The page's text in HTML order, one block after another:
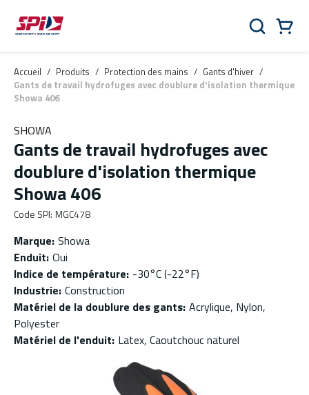
Aller au contenu principal
Skip to menu
Skip to footer
Rechercher
Accueil / Produits / Protection des mains / Gants d'hiver /
Gants de travail hydrofuges avec doublure d'isolation thermique
Showa 406
SHOWA
Gants de travail hydrofuges avec
doublure d'isolation thermique
Showa 406
Code SPI: MGC478
Marque: Showa
Enduit: Oui
Indice de température: -30°C (-22°F)
Industrie: Construction
Matériel de la doublure des gants: Acrylique, Nylon,
Polyester
Matériel de l'enduit: Latex, Caoutchouc naturel